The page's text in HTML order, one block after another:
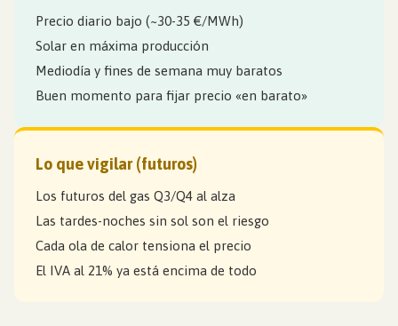
Precio diario bajo (~30-35 €/MWh)
Solar en máxima producción
Mediodía y fines de semana muy baratos
Buen momento para fijar precio «en barato»
Lo que vigilar (futuros)
Los futuros del gas Q3/Q4 al alza
Las tardes-noches sin sol son el riesgo
Cada ola de calor tensiona el precio
El IVA al 21% ya está encima de todo